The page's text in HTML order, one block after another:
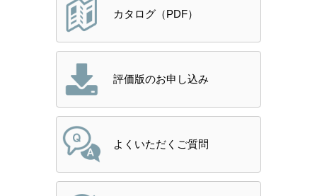
カタログ（PDF）
評価版のお申し込み
よくいただくご質問